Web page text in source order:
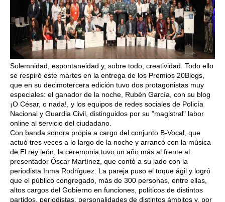
Solemnidad, espontaneidad y, sobre todo, creatividad. Todo ello
se respiró este martes en la entrega de los Premios 20Blogs,
que en su decimotercera edición tuvo dos protagonistas muy
especiales: el ganador de la noche, Rubén García, con su blog
¡O César, o nada!, y los equipos de redes sociales de Policía
Nacional y Guardia Civil, distinguidos por su "magistral" labor
online al servicio del ciudadano.
Con banda sonora propia a cargo del conjunto B-Vocal, que
actuó tres veces a lo largo de la noche y arrancó con la música
de El rey león, la ceremonia tuvo un año más al frente al
presentador Óscar Martínez, que contó a su lado con la
periodista Inma Rodríguez. La pareja puso el toque ágil y logró
que el público congregado, más de 300 personas, entre ellas,
altos cargos del Gobierno en funciones, políticos de distintos
partidos, periodistas, personalidades de distintos ámbitos y, por